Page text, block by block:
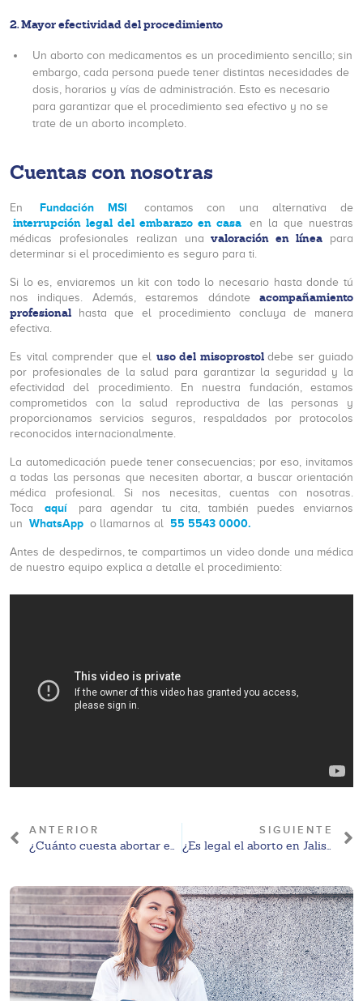
2. Mayor efectividad del procedimiento
Un aborto con medicamentos es un procedimiento sencillo; sin
embargo, cada persona puede tener distintas necesidades de
dosis, horarios y vías de administración. Esto es necesario
para garantizar que el procedimiento sea efectivo y no se
trate de un aborto incompleto.
Cuentas con nosotras
En Fundación MSI contamos con una alternativa de
interrupción legal del embarazo en casa
en la que nuestras
médicas profesionales realizan unavaloración en línea para
determinar si el procedimiento es seguro para ti.
Si lo es, enviaremos un kit con todo lo necesario hasta donde tú
nos indiques. Además, estaremos dándote acompañamiento
profesional
hasta que el procedimiento concluya de manera
efectiva.
Es vital comprender que el uso del misoprostol debe ser guiado
por profesionales de la salud para garantizar la seguridad y la
efectividad del procedimiento. En nuestra fundación, estamos
comprometidos con la salud reproductiva de las personas y
proporcionamos servicios seguros, respaldados por protocolos
reconocidos internacionalmente.
La automedicación puede tener consecuencias; por eso, invitamos
a todas las personas que necesiten abortar, a buscar orientación
médica profesional. Si nos necesitas, cuentas con nosotras.
Toca
aquí
para agendar tu cita, también puedes enviarnos
un WhatsApp o llamarnos al 55 5543 0000.
Antes de despedirnos, te compartimos un video donde una médica
de nuestro equipo explica a detalle el procedimiento:
ANTERIOR
¿Cuánto cuesta abortar en Cancún?
SIGUIENTE
¿Es legal el aborto en Jalisco en 2024?